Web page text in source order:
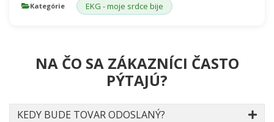
Kategórie EKG - moje srdce bije
NA ČO SA ZÁKAZNÍCI ČASTO
PÝTAJÚ?
KEDY BUDE TOVAR ODOSLANÝ?